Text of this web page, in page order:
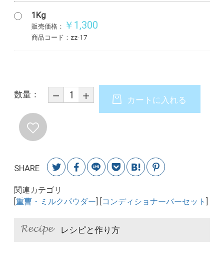
1Kg
販売価格： ￥1,300
商品コード：zz-17
数量：
カートに入れる
SHARE
関連カテゴリ
重曹・ミルクパウダー コンディショナーバーセット
レシピと作り方